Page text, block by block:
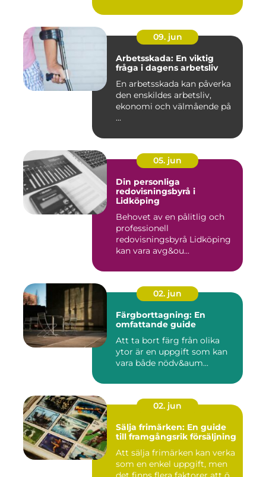
09. jun
Arbetsskada: En viktig
fråga i dagens arbetsliv
En arbetsskada kan påverka
den enskildes arbetsliv,
ekonomi och välmående på
...
05. jun
Din personliga
redovisningsbyrå i
Lidköping
Behovet av en pålitlig och
professionell
redovisningsbyrå Lidköping
kan vara avg&ou...
02. jun
Färgborttagning: En
omfattande guide
Att ta bort färg från olika
ytor är en uppgift som kan
vara både nödv&aum...
02. jun
Sälja frimärken: En guide
till framgångsrik försäljning
Att sälja frimärken kan verka
som en enkel uppgift, men